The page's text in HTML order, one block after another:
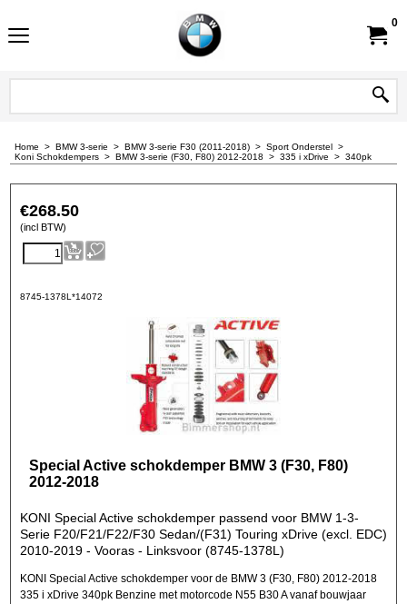
0
Home > BMW 3-serie > BMW 3-serie F30 (2011-2018) > Sport Onderstel >
Koni Schokdempers > BMW 3-serie (F30, F80) 2012-2018 > 335 i xDrive > 340pk
€268.50
(incl BTW)
8745-1378L*14072
Special Active schokdemper BMW 3 (F30, F80)
2012-2018
KONI Special Active schokdemper passend voor BMW 1-3-
Serie F20/F21/F22/F30 Sedan/(F31) Touring xDrive (excl. EDC)
2010-2019 - Vooras - Linksvoor (8745-1378L)
KONI Special Active schokdemper voor de BMW 3 (F30, F80) 2012-2018
335 i xDrive 340pk Benzine met motorcode N55 B30 A vanaf bouwjaar